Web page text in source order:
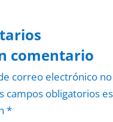
comentario
correo electrónico
campos obligatorios
*